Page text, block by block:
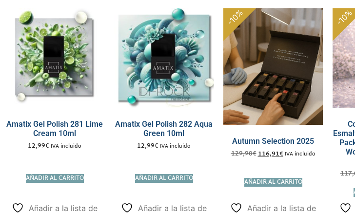
Amatix Gel Polish 281 Lime
Cream 10ml
12,99€ IVA incluido
AÑADIR AL CARRITO
Añadir a la lista de
Amatix Gel Polish 282 Aqua
Green 10ml
12,99€ IVA incluido
AÑADIR AL CARRITO
Añadir a la lista de
-10%
Autumn Selection 2025
129,90€116,91€ IVA incluido
AÑADIR AL CARRITO
Añadir a la lista de
-10%